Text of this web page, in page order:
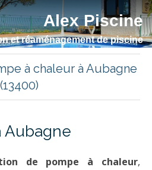
Alex Piscine
et réaménagement de piscine
à chaleur à Aubagne
(13400)
Aubagne
de pompe à chaleur,